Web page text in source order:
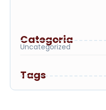
Categoria
Uncategorized
Tags